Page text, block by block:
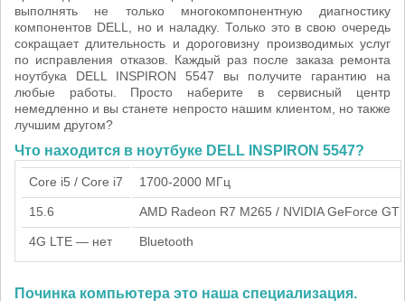
выполнять не только многокомпонентную диагностику
компонентов DELL, но и наладку. Только это в свою очередь
сокращает длительность и дороговизну производимых услуг
по исправления отказов. Каждый раз после заказа ремонта
ноутбука DELL INSPIRON 5547 вы получите гарантию на
любые работы. Просто наберите в сервисный центр
немедленно и вы станете непросто нашим клиентом, но также
лучшим другом?
Что находится в ноутбуке DELL INSPIRON 5547?
Core i5 / Core i7 1700-2000 МГц
15.6 AMD Radeon R7 M265 / NVIDIA GeForce GT
4G LTE — нет Bluetooth
Починка компьютера это наша специализация.